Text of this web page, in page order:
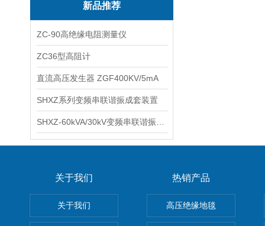
新品推荐
ZC-90高绝缘电阻测量仪
ZC36型高阻计
直流高压发生器 ZGF400KV/5mA
SHXZ系列变频串联谐振成套装置
关于我们
关于我们
热销产品
高压绝缘地毯